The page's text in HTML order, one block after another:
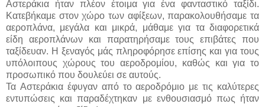
Αστεράκια ήταν πλέον έτοιμα για ένα φανταστικό ταξίδι.
Κατεβήκαμε στον χώρο των αφίξεων, παρακολουθήσαμε τα
αεροπλάνα, μεγάλα και μικρά, μάθαμε για τα διαφορετικά
είδη αεροπλάνων και παρατηρήσαμε τους επιβάτες που
ταξίδευαν. Η ξεναγός μάς πληροφόρησε επίσης και για τους
υπόλοιπους χώρους του αεροδρομίου, καθώς και για το
προσωπικό που δουλεύει σε αυτούς.
Τα Αστεράκια έφυγαν από το αεροδρόμιο με τις καλύτερες
εντυπώσεις και παραδέχτηκαν με ενθουσιασμό πως ήταν